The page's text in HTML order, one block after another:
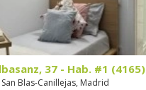
37 - Hab. #1 (4165)
San Blas-Canillejas, Madrid